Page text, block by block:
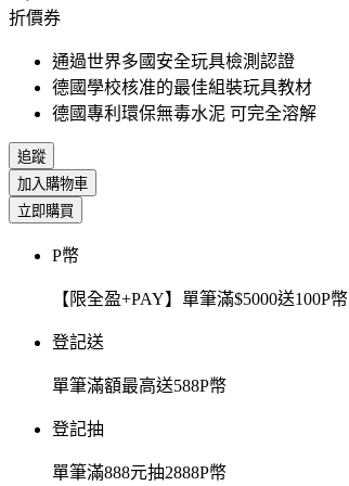
折價券
通過世界多國安全玩具檢測認證
德國學校核准的最佳組裝玩具教材
德國專利環保無毒水泥 可完全溶解
追蹤
加入購物車
立即購買
P幣
【限全盈+PAY】單筆滿$5000送100P幣
登記送
單筆滿額最高送588P幣
登記抽
單筆滿888元抽2888P幣